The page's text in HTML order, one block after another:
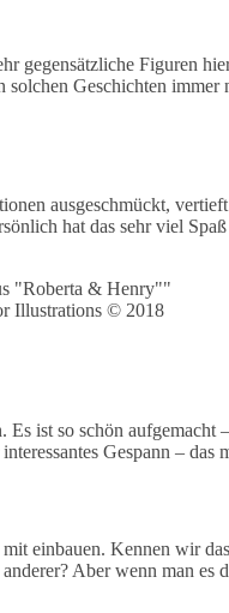
gegensätzliche Figuren
Geschichten immer
ausgeschmückt,
hat das sehr viel
Illustrations © 2018
ist so schön aufgemacht
Gespann – das
einbauen. Kennen wir
Aber wenn man es